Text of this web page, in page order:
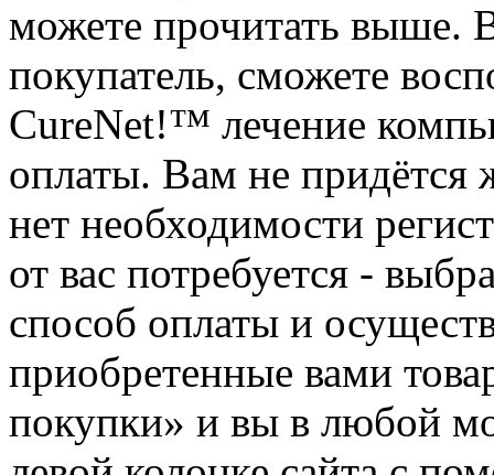
можете прочитать выше.
покупатель, сможете
CureNet!™ лечение
оплаты. Вам не придётся
нет необходимости
от вас потребуется -
способ оплаты и
приобретенные вами
покупки» и вы в любой